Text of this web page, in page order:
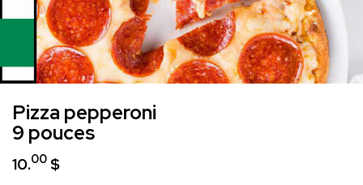
Pizza pepperoni
9 pouces
10.00 $